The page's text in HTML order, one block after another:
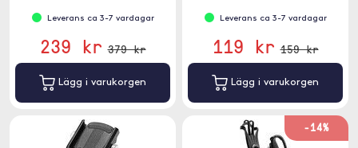
Leverans ca 3-7 vardagar
239 kr 379 kr
Lägg i varukorgen
Leverans ca 3-7 vardagar
119 kr 159 kr
Lägg i varukorgen
-14%